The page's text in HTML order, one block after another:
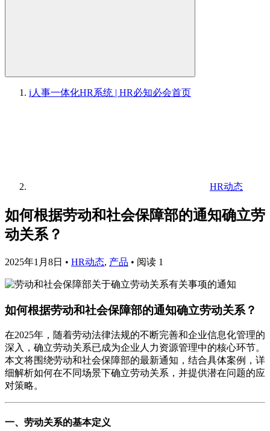
i人事一体化HR系统 | HR必知必会首页
HR动态
如何根据劳动和社会保障部的通知确立劳
动关系？
2025年1月8日 • HR动态, 产品 • 阅读 1
如何根据劳动和社会保障部的通知确立劳动关系？
在2025年，随着劳动法律法规的不断完善和企业信息化管理的
深入，确立劳动关系已成为企业人力资源管理中的核心环节。
本文将围绕劳动和社会保障部的最新通知，结合具体案例，详
细解析如何在不同场景下确立劳动关系，并提供潜在问题的应
对策略。
一、劳动关系的基本定义